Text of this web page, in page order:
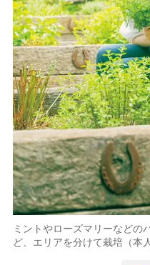
ミントやローズマリーなどの
ど、エリアを分けて栽培（本